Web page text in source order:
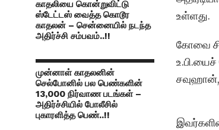
காதலியை கொன்றுவிட்டு
ஸ்டேட்டஸ் வைத்த கொடூர
காதலன் – சென்னையில் நடந்த
அதிர்ச்சி சம்பவம்..!!
முன்னாள் காதலனின்
செல்போனில் பல பெண்களின்
13,000 நிர்வாண படங்கள் –
அதிர்ச்சியில் போலீசில்
புகாரளித்த பெண்..!!
உள்ளது.
கோவை
சவுஹான்,